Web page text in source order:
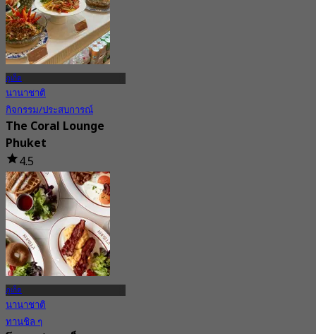
ภูเก็ต
นานาชาติ
กิจกรรม/ประสบการณ์
The Coral Lounge
Phuket
4.5
198 การจอง
จาก฿ 650
ภูเก็ต
นานาชาติ
ทานชิล ๆ